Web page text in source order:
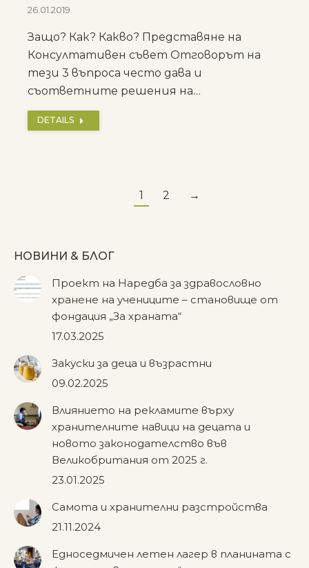
26.01.2019
Защо? Как? Какво? Представяне на
Консултативен съвет Отговорът на
тези 3 въпроса често дава и
съответните решения на…
DETAILS
1 2 →
НОВИНИ & БЛОГ
Проект на Наредба за здравословно
хранене на учениците – становище от
фондация „За храната“
17.03.2025
Закуски за деца и възрастни
09.02.2025
Влиянието на рекламите върху
хранителните навици на децата и
новото законодателство във
Великобритания от 2025 г.
23.01.2025
Самота и хранителни разстройства
21.11.2024
Едноседмичен летен лагер в планината с